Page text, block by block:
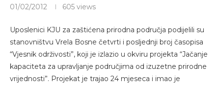
01/02/2012 605 views
Uposlenici KJU za zaštićena prirodna područja podijelili su
stanovništvu Vrela Bosne četvrti i posljednji broj časopisa
“Vjesnik održivosti”, koji je izlazio u okviru projekta “Jačanje
kapaciteta za upravljanje područjima od izuzetne prirodne
vrijednosti”. Projekat je trajao 24 mjeseca i imao je